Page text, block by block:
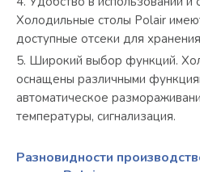
Холодильные столы Polair
доступные отсеки для
Широкий выбор функций.
оснащены различными
автоматическое
температуры, сигнализация.
Разновидности